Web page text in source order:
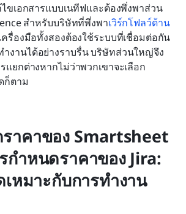
ขเอกสารแบบเนทีฟและต้องพึ่งพาส่วน
สำหรับบริษัทที่พึ่งพาเวิร์กโฟลว์ด้าน
ครื่องมือทั้งสองต้องใช้ระบบที่เชื่อมต่อกัน
ำงานได้อย่างราบรื่น บริษัทส่วนใหญ่จึง
แยกต่างหากไม่ว่าพวกเขาจะเลือก
ก็ตาม
าคาของ Smartsheet
กำหนดราคาของ Jira:
เหมาะกับการทำงาน